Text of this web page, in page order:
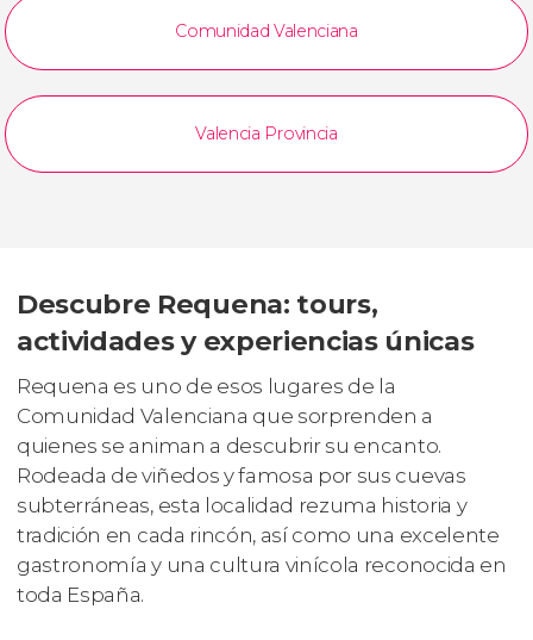
Comunidad Valenciana
Valencia Provincia
Descubre Requena: tours,
actividades y experiencias únicas
Requena es uno de esos lugares de la
Comunidad Valenciana que sorprenden a
quienes se animan a descubrir su encanto.
Rodeada de viñedos y famosa por sus cuevas
subterráneas, esta localidad rezuma historia y
tradición en cada rincón, así como una excelente
gastronomía y una cultura vinícola reconocida en
toda España.